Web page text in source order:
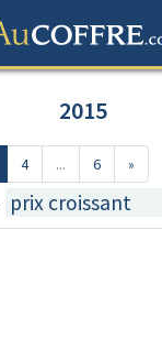
2015
4 ... 6 »